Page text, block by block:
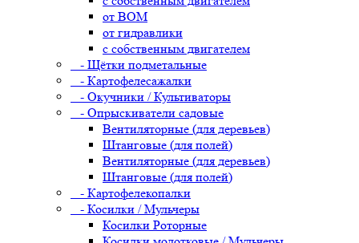
от ВОМ
от гидравлики
с собственным двигателем
- Щётки подметальные
- Картофелесажалки
- Окучники / Культиваторы
- Опрыскиватели садовые
Вентиляторные (для деревьев)
Штанговые (для полей)
Вентиляторные (для деревьев)
Штанговые (для полей)
- Картофелекопалки
- Косилки / Мульчеры
Косилки Роторные